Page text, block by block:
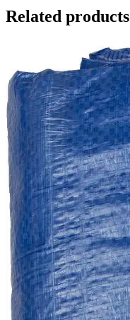
Related products